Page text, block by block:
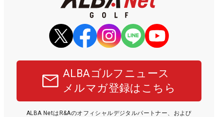
ALBAゴルフニュース
メルマガ登録はこちら
ALBA NetはR&Aのオフィシャルデジタルパートナー、および